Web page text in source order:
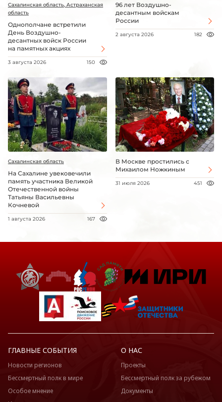
Сахалинская область, Астраханская
область
Однополчане встретили
День Воздушно-
десантных войск России
на памятных акциях
3 августа 2026 150
96 лет Воздушно-
десантным войскам
России
2 августа 2026 182
Сахалинская область
На Сахалине увековечили
память участника Великой
Отечественной войны
Татьяны Васильевны
Кочневой
1 августа 2026 167
В Москве простились с
Михаилом Ножкиным
31 июля 2026 451
ГЛАВНЫЕ СОБЫТИЯ
Новости регионов
Бессмертный полк в мире
Особое мнение
О НАС
Проекты
Бессмертный полк за рубежом
Документы